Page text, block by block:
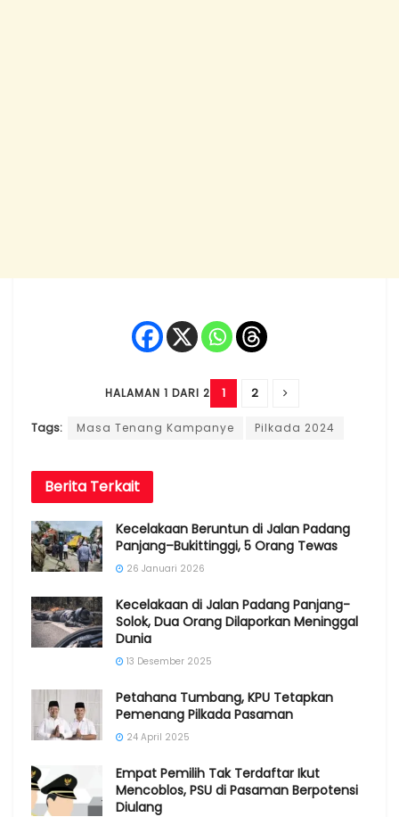
HALAMAN 1 DARI 2 1 2
Tags: Masa Tenang Kampanye Pilkada 2024
Berita Terkait
Kecelakaan Beruntun di Jalan Padang
Panjang–Bukittinggi, 5 Orang Tewas
26 Januari 2026
Kecelakaan di Jalan Padang Panjang-
Solok, Dua Orang Dilaporkan Meninggal
Dunia
13 Desember 2025
Petahana Tumbang, KPU Tetapkan
Pemenang Pilkada Pasaman
24 April 2025
Empat Pemilih Tak Terdaftar Ikut
Mencoblos, PSU di Pasaman Berpotensi
Diulang